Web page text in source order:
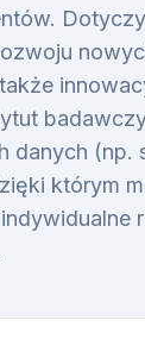
danych (np.
którym